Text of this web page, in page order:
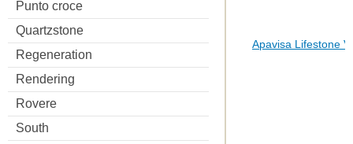
Punto croce
Quartzstone
Regeneration
Rendering
Rovere
South